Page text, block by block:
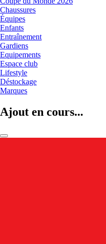
Chaussures
Équipes
Enfants
Entraînement
Gardiens
Equipements
Espace club
Lifestyle
Déstockage
Marques
Ajout en cours...